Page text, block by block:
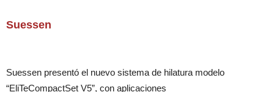
Suessen
Suessen presentó el nuevo sistema de hilatura modelo
“EliTeCompactSet V5”, con aplicaciones